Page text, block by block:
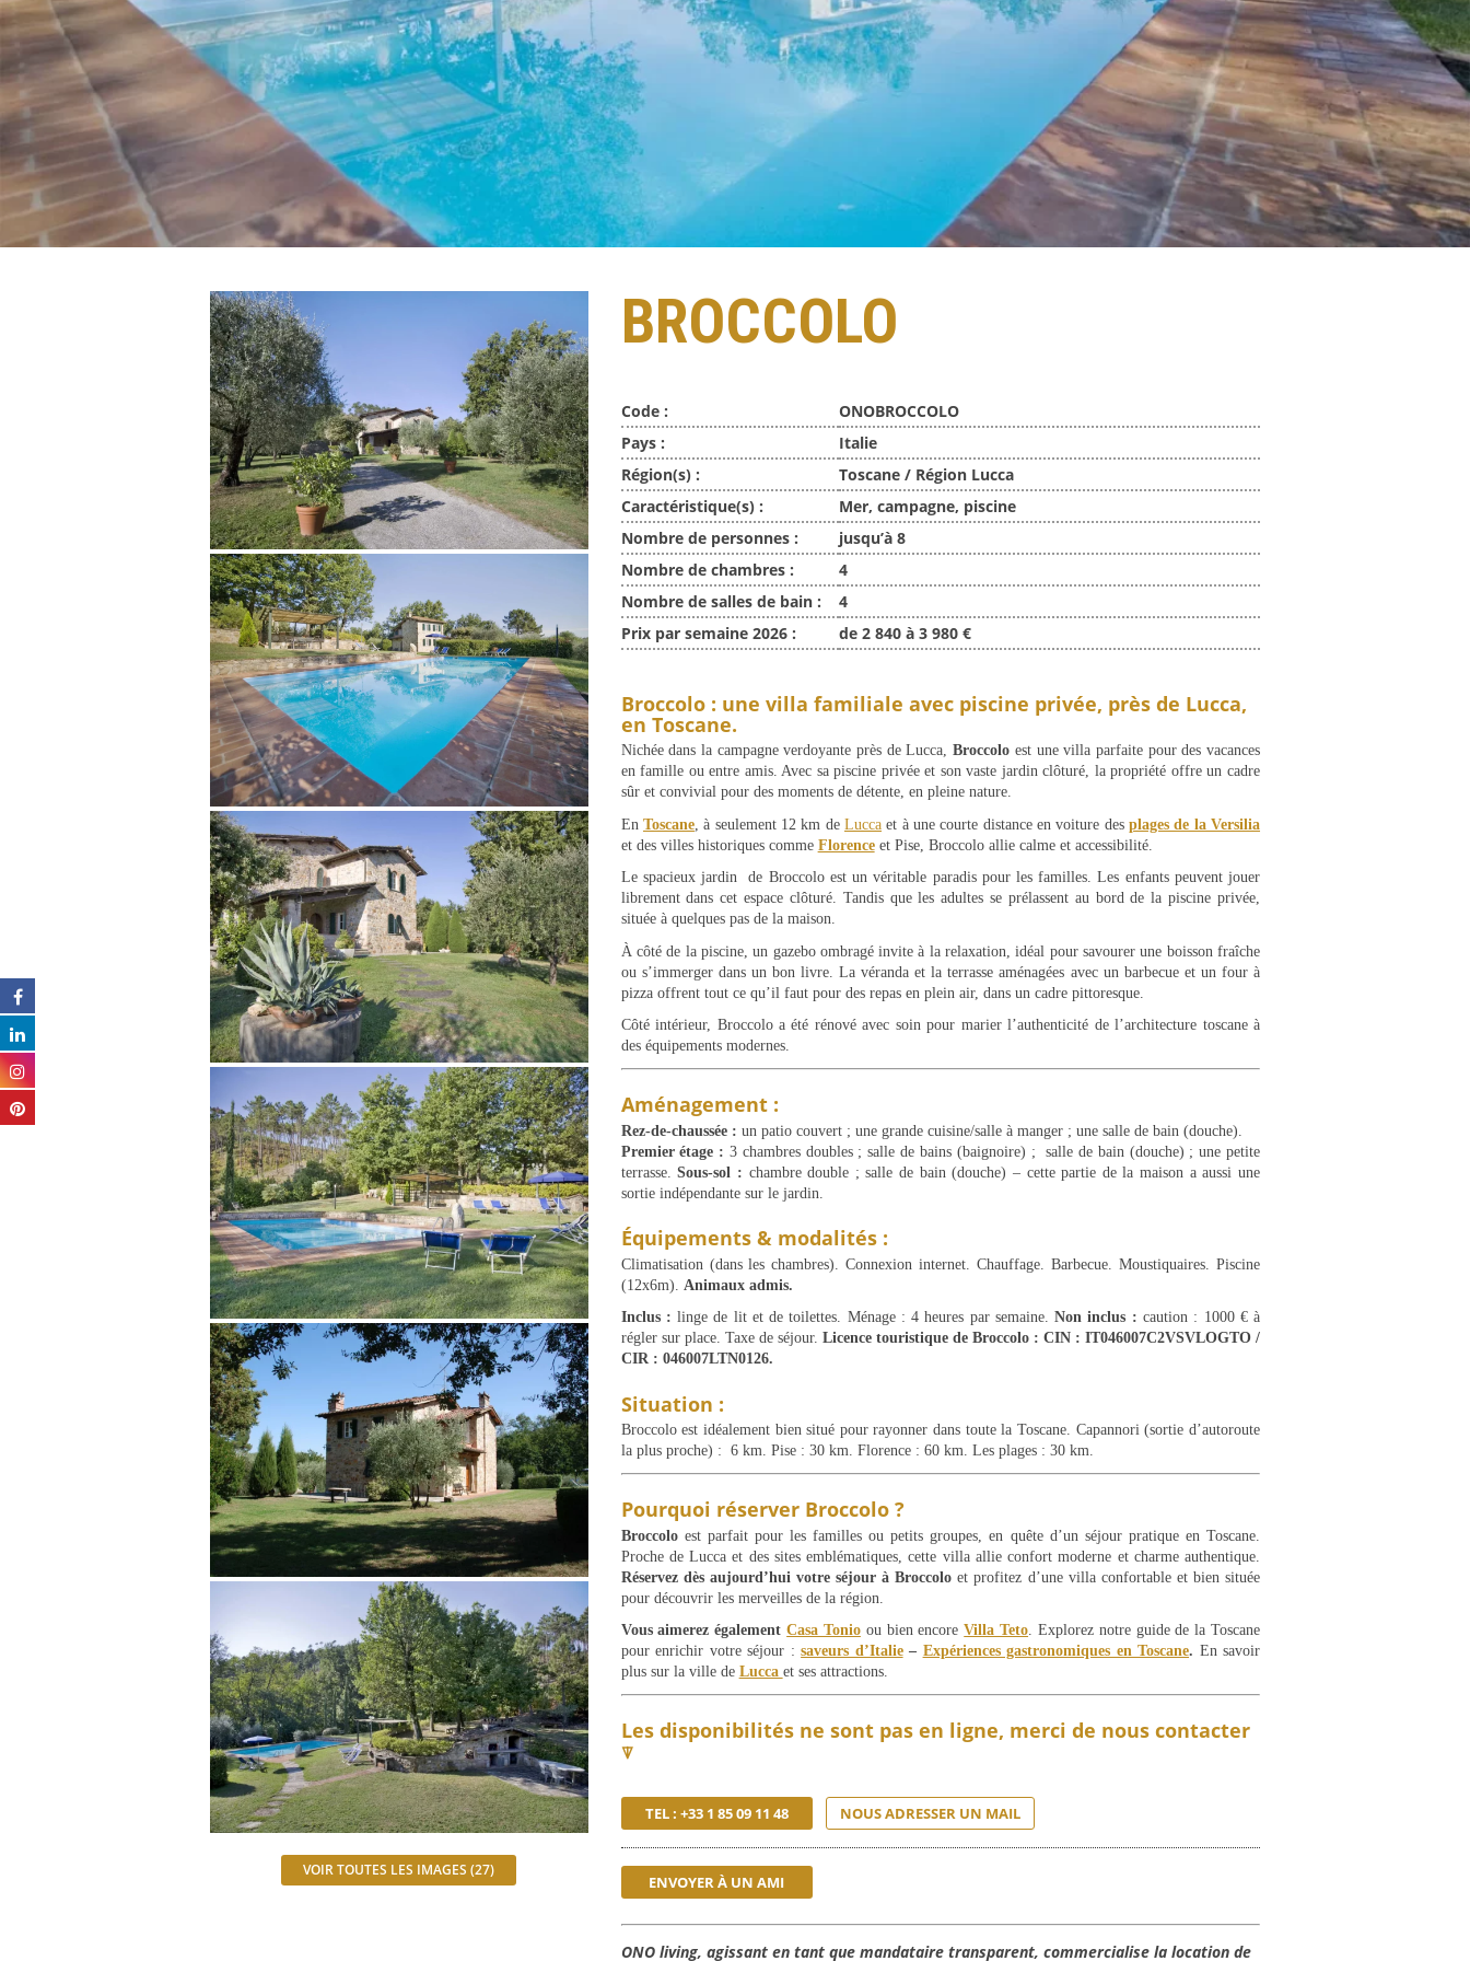
VOIR TOUTES LES IMAGES (27)
BROCCOLO
Code :
ONOBROCCOLO
Pays :
Italie
Région(s) :
Toscane / Région Lucca
Caractéristique(s) :
Mer, campagne, piscine
Nombre de personnes :
jusqu’à 8
Nombre de chambres :
4
Nombre de salles de bain :
4
Prix par semaine 2026 :
de 2 840 à 3 980 €
Broccolo : une villa familiale avec piscine privée, près de Lucca,
en Toscane.
Nichée dans la campagne verdoyante près de Lucca,Broccolo est une villa parfaite pour des vacances
en famille ou entre amis. Avec sa piscine privée et son vaste jardin clôturé, la propriété offre un cadre
sûr et convivial pour des moments de détente, en pleine nature.
En Toscane, à seulement 12 km de Luccaet à une courte distance en voiture desplages de la Versilia
et des villes historiques comme Florenceet Pise, Broccolo allie calme et accessibilité.
Le spacieux jardin de Broccolo est un véritable paradis pour les familles. Les enfants peuvent jouer
librement dans cet espace clôturé. Tandis que les adultes se prélassent au bord de la piscine privée,
située à quelques pas de la maison.
À côté de la piscine, un gazebo ombragé invite à la relaxation, idéal pour savourer une boisson fraîche
ou s’immerger dans un bon livre. La véranda et la terrasse aménagées avec un barbecue et un four à
pizza offrent tout ce qu’il faut pour des repas en plein air, dans un cadre pittoresque.
Côté intérieur, Broccolo a été rénové avec soin pour marier l’authenticité de l’architecture toscane à
des équipements modernes.
Aménagement :
Rez-de-chaussée : un patio couvert ; une grande cuisine/salle à manger ; une salle de bain (douche).
Premier étage : 3 chambres doubles ; salle de bains (baignoire) ; salle de bain (douche) ; une petite
terrasse.Sous-sol : chambre double ; salle de bain (douche) – cette partie de la maison a aussi une
sortie indépendante sur le jardin.
Équipements & modalités :
Climatisation (dans les chambres). Connexion internet. Chauffage. Barbecue. Moustiquaires. Piscine
(12x6m). Animaux admis.
Inclus : linge de lit et de toilettes. Ménage : 4 heures par semaine.Non inclus : caution : 1000 € à
régler sur place. Taxe de séjour. Licence touristique de Broccolo : CIN : IT046007C2VSVLOGTO /
CIR : 046007LTN0126.
Situation :
Broccolo est idéalement bien situé pour rayonner dans toute la Toscane. Capannori (sortie d’autoroute
la plus proche) : 6 km. Pise : 30 km. Florence : 60 km. Les plages : 30 km.
Pourquoi réserver Broccolo ?
Broccoloest parfait pour les familles ou petits groupes, en quête d’un séjour pratique en Toscane.
Proche de Lucca et des sites emblématiques, cette villa allie confort moderne et charme authentique.
Réservez dès aujourd’hui votre séjour à Broccolo et profitez d’une villa confortable et bien située
pour découvrir les merveilles de la région.
Vous aimerez également Casa Tonioou bien encoreVilla Teto. Explorez notre guide de la Toscane
pour enrichir votre séjour :saveurs d’Italie– Expériences gastronomiques en Toscane. En savoir
plus sur la ville de Lucca et ses attractions.
Les disponibilités ne sont pas en ligne, merci de nous contacter
⍒
TEL : +33 1 85 09 11 48 NOUS ADRESSER UN MAIL
ENVOYER À UN AMI
ONO living, agissant en tant que mandataire transparent, commercialise la location de